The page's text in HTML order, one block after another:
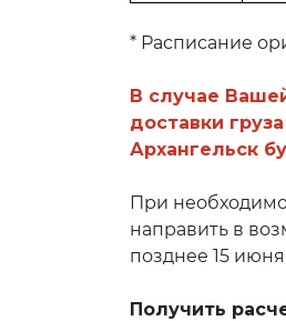
* Расписание
В случае
доставки
Архангельск
При
направить в
позднее 15 июня
Получить